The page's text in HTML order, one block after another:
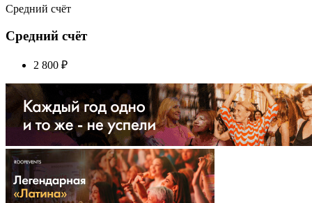
Средний счёт
Средний счёт
2 800 ₽